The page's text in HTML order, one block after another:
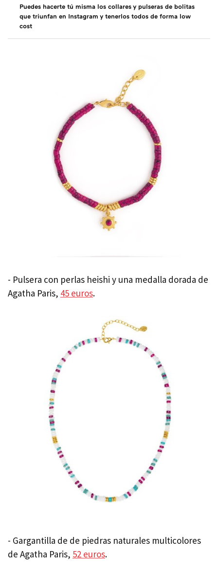
Puedes hacerte tú misma los collares y pulseras de bolitas
que triunfan en Instagram y tenerlos todos de forma low
cost
- Pulsera con perlas heishi y una medalla dorada de
Agatha Paris, 45 euros.
- Gargantilla de de piedras naturales multicolores
de Agatha Paris, 52 euros.